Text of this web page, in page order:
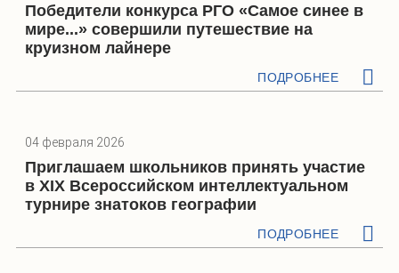
Победители конкурса РГО «Самое синее в
мире...» совершили путешествие на
круизном лайнере
ПОДРОБНЕЕ
04 февраля 2026
Приглашаем школьников принять участие
в XIX Всероссийском интеллектуальном
турнире знатоков географии
ПОДРОБНЕЕ